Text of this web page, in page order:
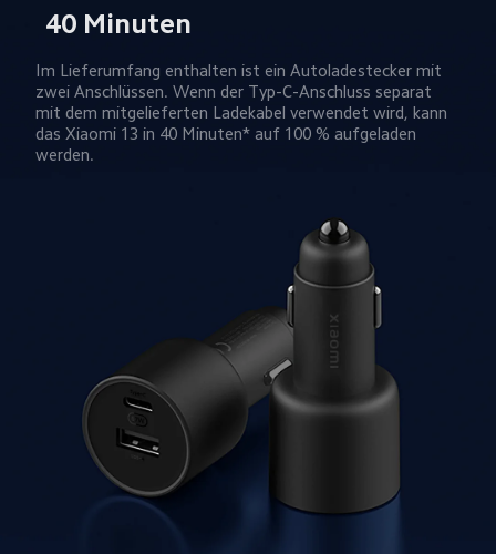
40 Minuten
Im Lieferumfang enthalten ist ein Autoladestecker mit
zwei Anschlüssen. Wenn der Typ-C-Anschluss separat
mit dem mitgelieferten Ladekabel verwendet wird, kann
das Xiaomi 13 in 40 Minuten* auf 100 % aufgeladen
werden.